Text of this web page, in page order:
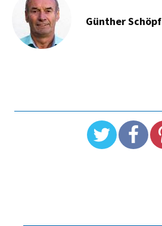
Günther Schöpf